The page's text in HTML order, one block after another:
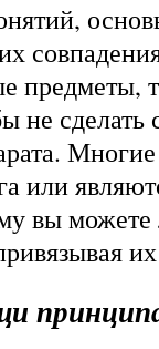
предметы,
не сделать
или
вы